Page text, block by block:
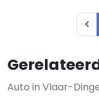
Auto in Vlaar-